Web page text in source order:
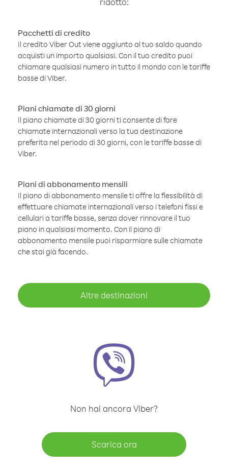
Pacchetti di credito
Il credito Viber Out viene aggiunto al tuo saldo quando
acquisti un importo qualsiasi. Con il tuo credito puoi
chiamare qualsiasi numero in tutto il mondo con le tariffe
basse di Viber.
Piani chiamate di 30 giorni
Il piano chiamate di 30 giorni ti consente di fare
chiamate internazionali verso la tua destinazione
preferita nel periodo di 30 giorni, con le tariffe basse di
Viber.
Piani di abbonamento mensili
Il piano di abbonamento mensile ti offre la flessibilità di
effettuare chiamate internazionali verso i telefoni fissi e
cellulari a tariffe basse, senza dover rinnovare il tuo
piano in qualsiasi momento. Con il piano di
abbonamento mensile puoi risparmiare sulle chiamate
che stai già facendo.
Altre destinazioni
Non hai ancora Viber?
Scarica ora